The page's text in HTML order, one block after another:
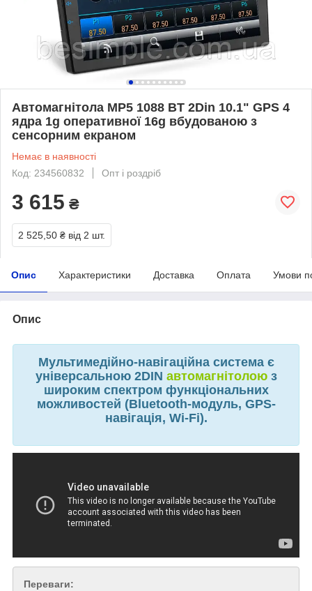
Автомагнітола MP5 1088 BT 2Din 10.1" GPS 4
ядра 1g оперативної 16g вбудованою з
сенсорним екраном
Немає в наявності
Код: 234560832
Опт і роздріб
3 615 ₴
2 525,50 ₴ від 2 шт.
Опис Характеристики Доставка Оплата Умови
Опис
Мультимедійно-навігаційна система є
універсальною 2DIN автомагнітолоюз
широким спектром функціональних
можливостей (Bluetooth-модуль, GPS-
навігація, Wi-Fi).
Переваги: